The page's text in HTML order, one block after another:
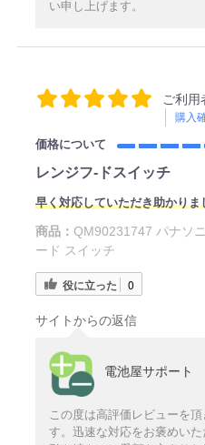
い申し上げます。
ご利用
購入
価格について
レンジフ‐ドスイッチ
早く対応していただき助かりま
商品： QM90231747 パナソ
ード スイッチ
役に立った 0
サイトからの返信
電池屋サポート
この度は高評価レビューを
す。迅速な対応をお褒めいた